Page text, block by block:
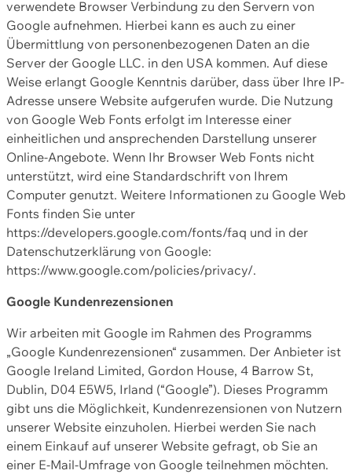
verwendete Browser Verbindung zu den Servern von
Google aufnehmen. Hierbei kann es auch zu einer
Übermittlung von personenbezogenen Daten an die
Server der Google LLC. in den USA kommen. Auf diese
Weise erlangt Google Kenntnis darüber, dass über Ihre IP-
Adresse unsere Website aufgerufen wurde. Die Nutzung
von Google Web Fonts erfolgt im Interesse einer
einheitlichen und ansprechenden Darstellung unserer
Online-Angebote. Wenn Ihr Browser Web Fonts nicht
unterstützt, wird eine Standardschrift von Ihrem
Computer genutzt. Weitere Informationen zu Google Web
Fonts finden Sie unter
https://developers.google.com/fonts/faq und in der
Datenschutzerklärung von Google:
https://www.google.com/policies/privacy/.
Google Kundenrezensionen
Wir arbeiten mit Google im Rahmen des Programms
„Google Kundenrezensionen“ zusammen. Der Anbieter ist
Google Ireland Limited, Gordon House, 4 Barrow St,
Dublin, D04 E5W5, Irland (“Google”). Dieses Programm
gibt uns die Möglichkeit, Kundenrezensionen von Nutzern
unserer Website einzuholen. Hierbei werden Sie nach
einem Einkauf auf unserer Website gefragt, ob Sie an
einer E-Mail-Umfrage von Google teilnehmen möchten.